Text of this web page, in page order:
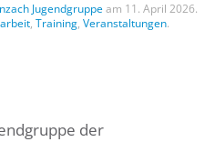
Jugendgruppeam 11. April 2026.
, Training, Veranstaltungen.
der